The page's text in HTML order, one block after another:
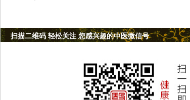
扫描二维码 轻松关注 您感兴趣的中医微信号